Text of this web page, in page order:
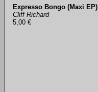
Expresso Bongo (Maxi EP)
Cliff Richard
5,00 €